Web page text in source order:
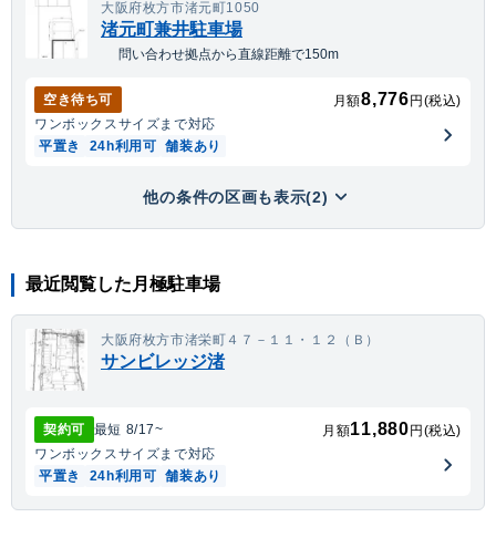
大阪府枚方市渚元町1050
渚元町兼井駐車場
問い合わせ拠点から直線距離で150m
空き待ち可 月額8,776 円(税込)
ワンボックスサイズまで対応
平置き
24h利用可 舗装あり
他の条件の区画も表示(2)
最近閲覧した月極駐車場
大阪府枚方市渚栄町４７－１１・１２（Ｂ）
サンビレッジ渚
契約可 最短 8/17~ 月額11,880 円(税込)
ワンボックスサイズまで対応
平置き
24h利用可 舗装あり